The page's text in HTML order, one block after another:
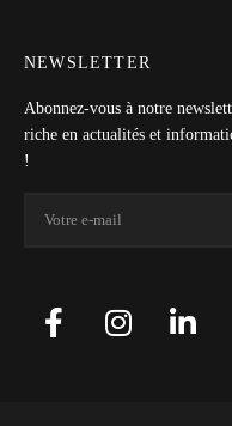
NEWSLETTER
Abonnez-vous à notre
riche en actualités et
!